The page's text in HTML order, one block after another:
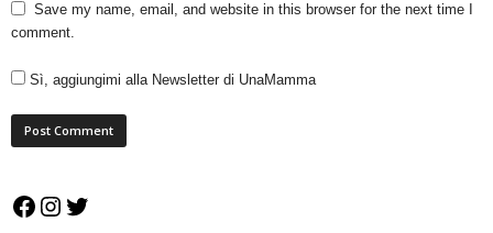
Save my name, email, and website in this browser for the next time I
comment.
Sì, aggiungimi alla Newsletter di UnaMamma
Facebook
Instagram
Twitter